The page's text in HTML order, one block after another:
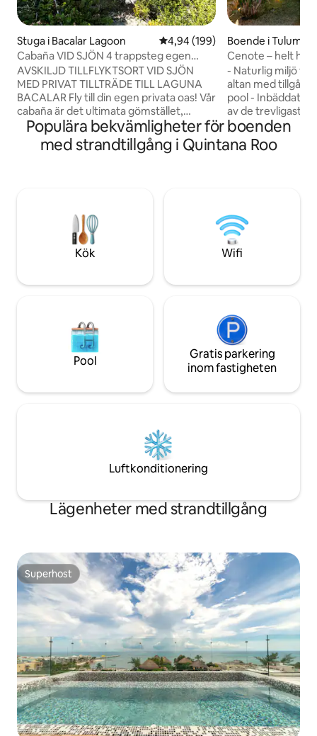
Stuga i Bacalar Lagoon 4,94 av 5 i genomsnittligt
4,94 (199)
Cabaña VID SJÖN 4 trappsteg egen
ingång till sjön
AVSKILJD TILLFLYKTSORT VID SJÖN
MED PRIVAT TILLTRÄDE TILL LAGUNA
BACALAR Fly till din egen privata oas! Vår
cabaña är det ultimata gömstället,
inbäddat i slutet av våra rymliga
trädgårdar och helt dolt från omvärlden.
Med bara tre villor längs vår 150 meter
fullt utrustat. Luftkonditionering.
Utmärkt internet. HBTQ-resenärer är
alltid välkomna!!
Boende i Tulum
Cenote – helt hus
- Naturlig miljö
altan med
pool - Inbäddat i
av de trevligaste
minuter från
en kort
minuter till
för ett bekvämt
Städningstjänst
Populära bekvämligheter för boenden
med strandtillgång i Quintana Roo
Kök Wifi
Pool
Gratis parkering
inom fastigheten
Luftkonditionering
Lägenheter med strandtillgång
Superhost
Superhost